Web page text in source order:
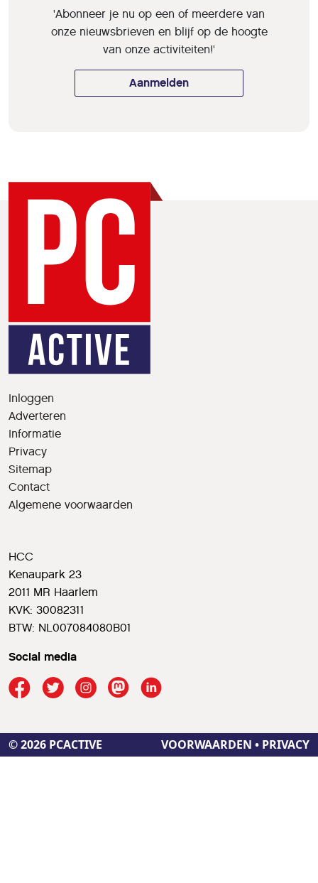
'Abonneer je nu op een of meerdere van
onze nieuwsbrieven en blijf op de hoogte
van onze activiteiten!'
Aanmelden
Inloggen
Adverteren
Informatie
Privacy
Sitemap
Contact
Algemene voorwaarden
HCC
Kenaupark 23
2011 MR Haarlem
KVK: 30082311
BTW: NL007084080B01
Social media
© 2026 PCACTIVE VOORWAARDEN • PRIVACY